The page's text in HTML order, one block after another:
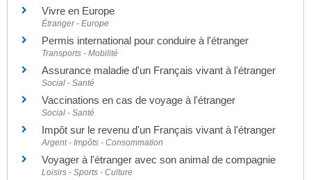
Vivre en Europe
Étranger - Europe
Permis international pour conduire à l'étranger
Transports - Mobilité
Assurance maladie d'un Français vivant à l'étranger
Social - Santé
Vaccinations en cas de voyage à l'étranger
Social - Santé
Impôt sur le revenu d'un Français vivant à l'étranger
Argent - Impôts - Consommation
Voyager à l'étranger avec son animal de compagnie
Loisirs - Sports - Culture